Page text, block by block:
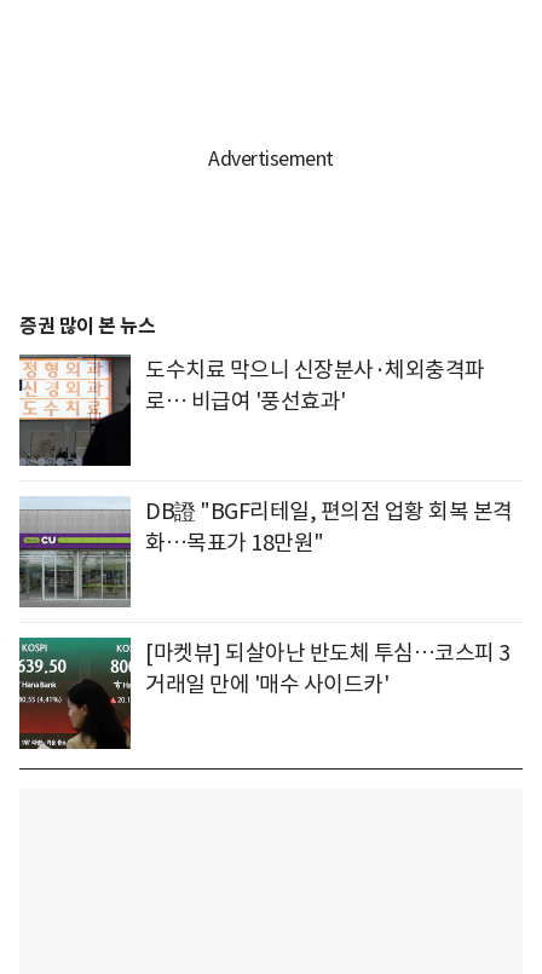
증권 많이 본 뉴스
도수치료 막으니 신장분사·체외충격파
로… 비급여 '풍선효과'
DB證 "BGF리테일, 편의점 업황 회복 본격
화…목표가 18만원"
[마켓뷰] 되살아난 반도체 투심…코스피 3
거래일 만에 '매수 사이드카'